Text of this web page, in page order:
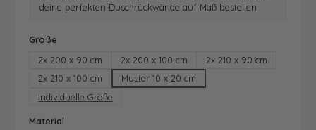
deine perfekten Duschrückwände auf Maß bestellen
Größe
2x 200 x 90 cm
2x 200 x 100 cm
2x 210 x 90 cm
2x 210 x 100 cm
Muster 10 x 20 cm
Individuelle Größe
Material